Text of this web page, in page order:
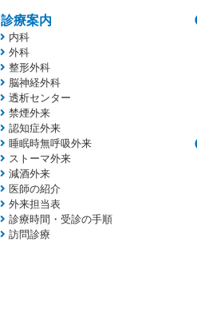
診療案内
内科
外科
整形外科
脳神経外科
透析センター
禁煙外来
認知症外来
睡眠時無呼吸外来
ストーマ外来
減酒外来
医師の紹介
外来担当表
診療時間・受診の手順
訪問診療